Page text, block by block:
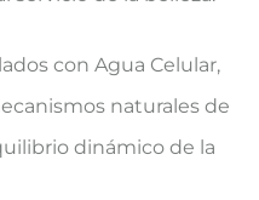
con Agua Celular,
naturales de
dinámico de la